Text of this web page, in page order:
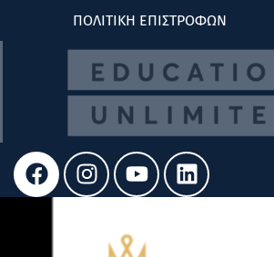
ΠΟΛΙΤΙΚΗ ΕΠΙΣΤΡΟΦΩΝ